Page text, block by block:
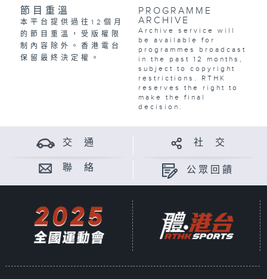
節目重溫
本平台提供過往12個月
的節目重溫，受版權限
制內容除外。香港電台
保留最終決定權。
PROGRAMME
ARCHIVE
Archive service will
be available for
programmes broadcast
in the past 12 months,
subject to copyright
restrictions. RTHK
reserves the right to
make the final
decision.
交 通 社 交
聯 絡 公眾回饋